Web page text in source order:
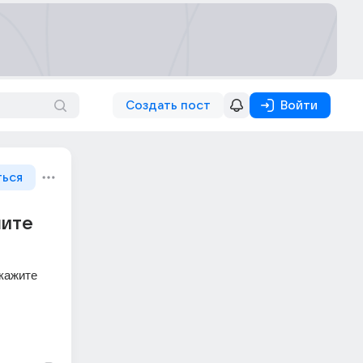
Создать пост Войти